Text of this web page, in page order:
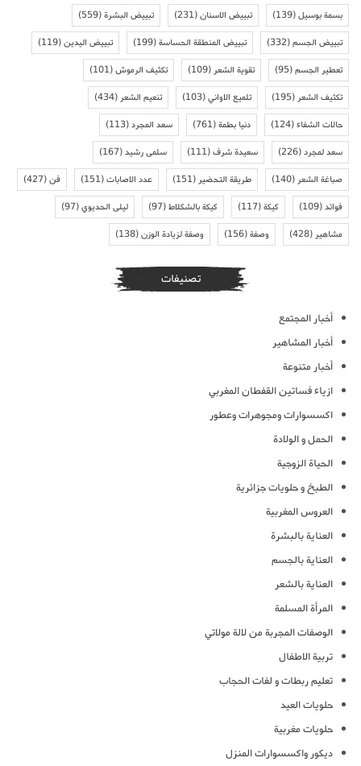
بسمة بوسيل(139) تبييض الاسنان(231) تبييض البشرة(559)
تبييض الجسم(332) تبييض المنطقة الحساسة(199) تبييض اليدين(119)
تعطير الجسم(95) تقوية الشعر(109) تكثيف الرموش(101)
تكثيف الشعر(195) تلميع الاواني(103) تنعيم الشعر(434)
حالات الشفاء(124) دنيا بطمة(761) سعد المجرد(113)
سعد لمجرد(226) سعيدة شرف(111) سلمى رشيد(167)
صباغة الشعر(140) طريقة التحضير(151) عدد الاصابات(151) فن(427)
فوائد(109) كيكة(117) كيكة بالشكلاط(97) ليلى الحديوي(97)
مشاهير(428) وصفة(156) وصفة لزيادة الوزن(138)
تصنيفات
أخبار المجتمع
أخبار المشاهير
أخبار متنوعة
ازياء فساتين القفطان المغربي
اكسسوارات ومجوهرات وعطور
الحمل و الولادة
الحياة الزوجية
الطبخ و حلويات جزائرية
العروس المغربية
العناية بالبشرة
العناية بالجسم
العناية بالشعر
المرأة المسلمة
الوصفات المجربة من لالة مولاتي
تربية الاطفال
تعليم ربطات و لفات الحجاب
حلويات العيد
حلويات مغربية
ديكور واكسسوارات المنزل